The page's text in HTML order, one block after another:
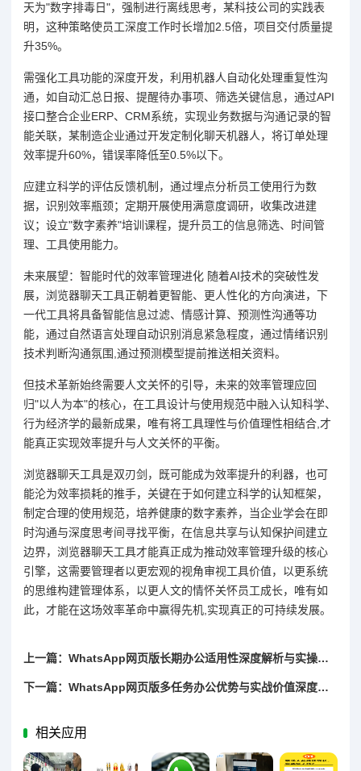
天为"数字排毒日"，强制进行离线思考，某科技公司的实践表
明，这种策略使员工深度工作时长增加2.5倍，项目交付质量提
升35%。
需强化工具功能的深度开发，利用机器人自动化处理重复性沟
通，如自动汇总日报、提醒待办事项、筛选关键信息，通过API
接口整合企业ERP、CRM系统，实现业务数据与沟通记录的智
能关联，某制造企业通过开发定制化聊天机器人，将订单处理
效率提升60%，错误率降低至0.5%以下。
应建立科学的评估反馈机制，通过埋点分析员工使用行为数
据，识别效率瓶颈；定期开展使用满意度调研，收集改进建
议；设立"数字素养"培训课程，提升员工的信息筛选、时间管
理、工具使用能力。
未来展望：智能时代的效率管理进化 随着AI技术的突破性发
展，浏览器聊天工具正朝着更智能、更人性化的方向演进，下
一代工具将具备智能信息过滤、情感计算、预测性沟通等功
能，通过自然语言处理自动识别消息紧急程度，通过情绪识别
技术判断沟通氛围,通过预测模型提前推送相关资料。
但技术革新始终需要人文关怀的引导，未来的效率管理应回
归"以人为本"的核心，在工具设计与使用规范中融入认知科学、
行为经济学的最新成果，唯有将工具理性与价值理性相结合,才
能真正实现效率提升与人文关怀的平衡。
浏览器聊天工具是双刃剑，既可能成为效率提升的利器，也可
能沦为效率损耗的推手，关键在于如何建立科学的认知框架，
制定合理的使用规范，培养健康的数字素养，当企业学会在即
时沟通与深度思考间寻找平衡，在信息共享与认知保护间建立
边界，浏览器聊天工具才能真正成为推动效率管理升级的核心
引擎，这需要管理者以更宏观的视角审视工具价值，以更系统
的思维构建管理体系，以更人文的情怀关怀员工成长，唯有如
此，才能在这场效率革命中赢得先机,实现真正的可持续发展。
上一篇：WhatsApp网页版长期办公适用性深度解析与实操指南
下一篇：WhatsApp网页版多任务办公优势与实战价值深度解析
相关应用